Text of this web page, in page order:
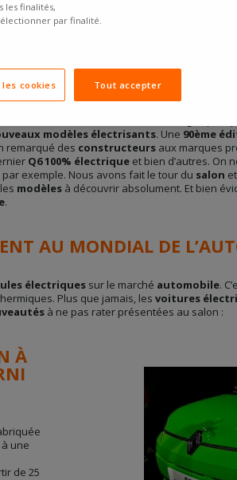
, il y a quelques jours. Et le moins que
vers la
qui
modèles électrisants. Une 90ème
remarqué des constructeurs aux marques
Q6 100% électrique et bien d’autres. On
par exemple. Nous avons fait le tour du salon
modèles à découvrir absolument. Et bien
.
AU MONDIAL DE
électriques sur le marché automobile.
Plus que jamais, les voitures
à ne pas rater présentées au salon :
À
une
de 25
les finalités,
par finalité.
cookies Tout accepter